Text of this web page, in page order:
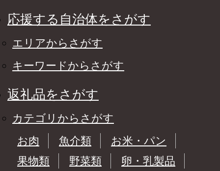
応援する自治体をさがす
エリアからさがす
キーワードからさがす
返礼品をさがす
カテゴリからさがす
お肉
魚介類
お米・パン
果物類
野菜類
卵・乳製品